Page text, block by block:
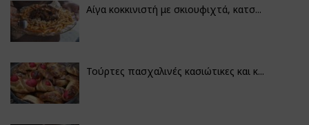
Αίγα κοκκινιστή με σκιουφιχτά, κατσ...
Τούρτες πασχαλινές κασιώτικες και κ...